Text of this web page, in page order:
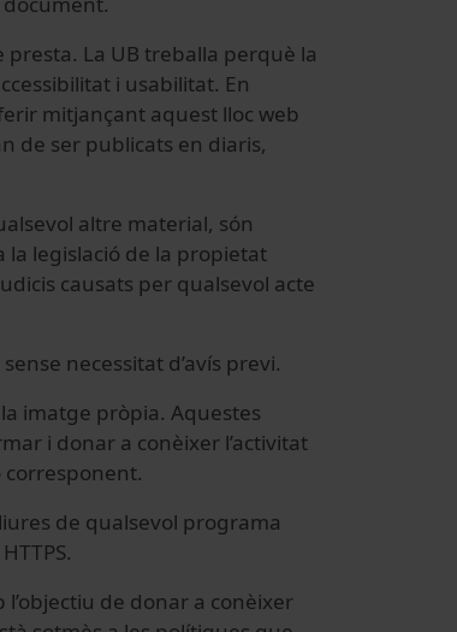
presta. La UB treballa perquè la
i usabilitat. En
mitjançant aquest lloc web
de ser publicats en diaris,
altre material, són
la legislació de la propietat
causats per qualsevol acte
necessitat d’avís previ.
imatge pròpia. Aquestes
i donar a conèixer l’activitat
corresponent.
de qualsevol programa
de donar a conèixer